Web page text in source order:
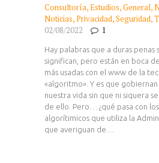
Consultoría,Estudios,General,
Noticias,Privacidad,Seguridad,
02/08/2022
1
Hay palabras que a duras penas
significan, pero están en boca
más usadas con el www de la
«algoritmo». Y es que
nuestra vida sin que ni siquera
de ello. Pero… ¿qué pasa con
algorítimicos que utiliza la
que averiguan de…